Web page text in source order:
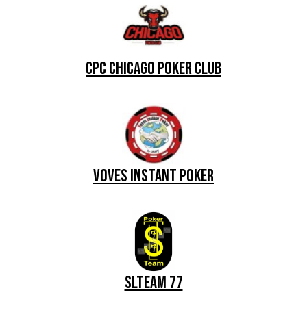
CPC CHICAGO POKER CLUB
VOVES INSTANT POKER
Slteam 77